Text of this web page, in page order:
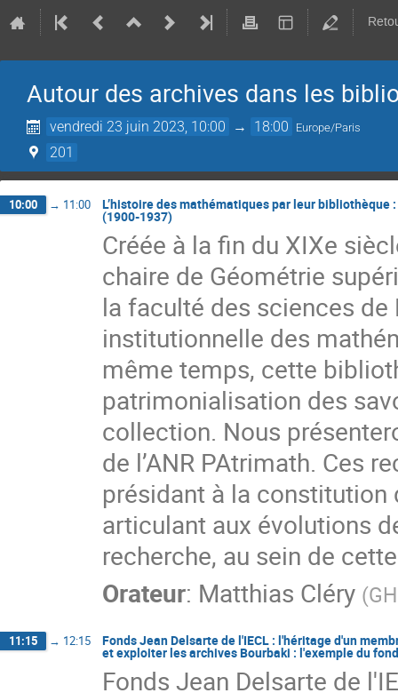
Autour des archives dans les
vendredi 23 juin 2023, 10:00 → 18:00 Europe/Paris
201
10:00 → 11:00 L’histoire des mathématiques par leur
(1900-1937)
Créée à la fin du XIXe
chaire de Géométrie
la faculté des sciences
institutionnelle des
même temps, cette
patrimonialisation des
collection. Nous
de l’ANR PAtrimath. Ces
présidant à la
articulant aux évolutions
recherche, au sein de
Orateur: Matthias Cléry (
11:15 → 12:15 Fonds Jean Delsarte de l'IECL : l'héritage d'un
et exploiter les archives Bourbaki : l'exemple du
Fonds Jean Delsarte de